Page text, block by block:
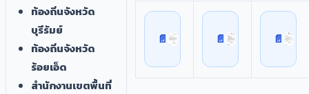
ท้องถิ่นจังหวัด
บุรีรัมย์
ท้องถิ่นจังหวัด
ร้อยเอ็ด
สำนักงานเขตพื้นที่